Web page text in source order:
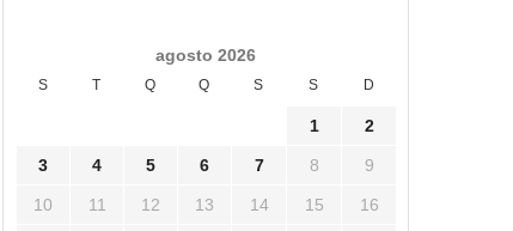
agosto 2026
S T Q Q S S D
1 2
3 4 5 6 7 8 9
10 11 12 13 14 15 16